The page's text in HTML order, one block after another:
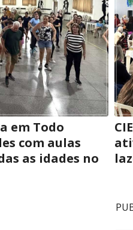
em Todo
com aulas
as idades no